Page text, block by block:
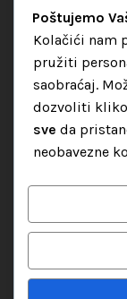
Politika
KATEGORIJE
Audio oprema
LED dekorativna
“Set Up S” d.o.o.
Poštujemo
Kolačići nam
pružiti
saobraćaj.
dozvoliti
sve da
neobavezne